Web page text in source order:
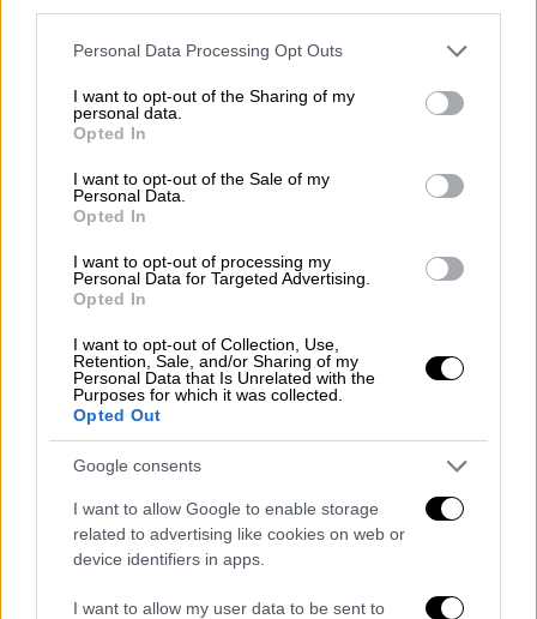
Please note that this website/app uses one or more Google
not limited to your visit or usage behaviour. You may click to
grant or deny consent to Google and its third-party tags to
use your data for below specified purposes in below Google
consent section.
Personal Data Processing Opt Outs
I want to opt-out of the Sharing of my
personal data.
Opted In
I want to opt-out of the Sale of my
Personal Data.
Opted In
I want to opt-out of processing my
Personal Data for Targeted Advertising.
Opted In
I want to opt-out of Collection, Use,
Retention, Sale, and/or Sharing of my
Personal Data that Is Unrelated with the
Purposes for which it was collected.
Opted Out
Google consents
I want to allow Google to enable storage
related to advertising like cookies on web or
device identifiers in apps.
I want to allow my user data to be sent to
Το δρομολόγιο από Ηράκλειο 13:00, για
Σαντορίνη, Ίο, Νάξο, Μύκονο, Πειραιά θα
HELLENIC HIGHSPEED
Το δρομολόγιο από Πειραιά 13:00, για Πάρο,
Νάξο, Κουφονήσι, Κατάπολα, Νάξο, Πάρο,
Πειραιά θα παραμείνει ανεκτέλεστο.
BLUE STAR NAXOS
Το δρομολόγιο από Πειραιά 13:00, για Πάρο,
Νάξο, Δονούσα, Αιγιάλη, Αστυπάλαια και
επιστροφή θα παραμείνει ανεκτέλεστο.
BLUE STAR PAROS
Το δρομολόγιο του πλοίου Παρασκευή
08/08/2025 από Πειραιά 13:00, για Σύρο,
Τήνο, Μύκονο και επιστροφή, δεν θα